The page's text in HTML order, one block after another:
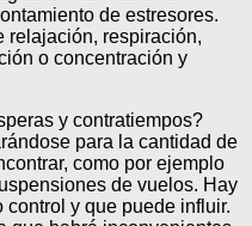
de estresores.
relajación, respiración,
o concentración y
y contratiempos?
para la cantidad de
como por ejemplo
de vuelos. Hay
control y que puede influir.